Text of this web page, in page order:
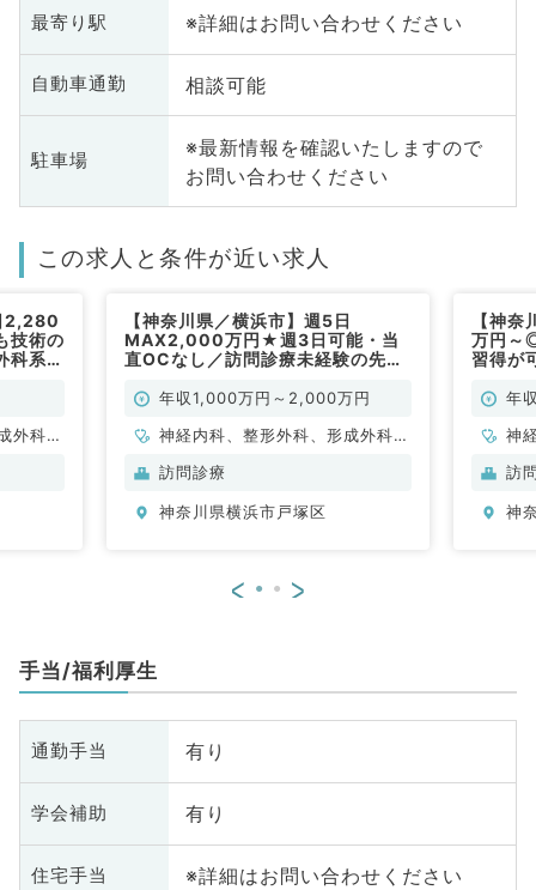
最寄り駅 ※詳細はお問い合わせください
自動車通勤 相談可能
駐車場
※最新情報を確認いたしますので
お問い合わせください
この求人と条件が近い求人
2,280
技術の
科系／
外科、
【神奈川県／横浜市】週5日
MAX2,000万円★週3日可能・当
直OCなし／訪問診療未経験の先生
勤）年収1,000万円～2,000万円
神経内科、整形外科、形成外科、
脳神経外科、呼吸器外科、心臓血
環器内科、呼吸器内科、消化器内
外科、消化器外科、乳腺外科
訪問診療
神奈川県横浜市戸塚区
【神
万円～
習得が
年
神
脳
環
訪
神
< >
手当/福利厚生
通勤手当 有り
学会補助 有り
住宅手当 ※詳細はお問い合わせください